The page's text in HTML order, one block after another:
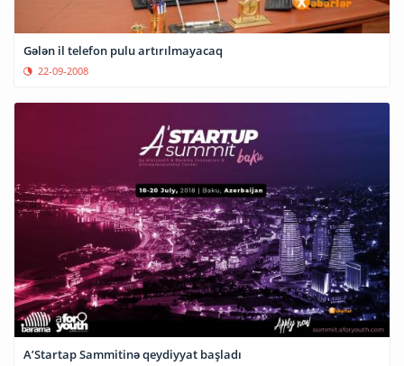
Gələn il telefon pulu artırılmayacaq
22-09-2008
A’Startap Sammitinə qeydiyyat başladı